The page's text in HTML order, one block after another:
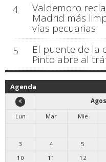
4
Valdemoro
Madrid más
vías pecuarias
5
El puente de la
Pinto abre al
Agenda
Lun
Mar Mie
3
4 5
10
11 12